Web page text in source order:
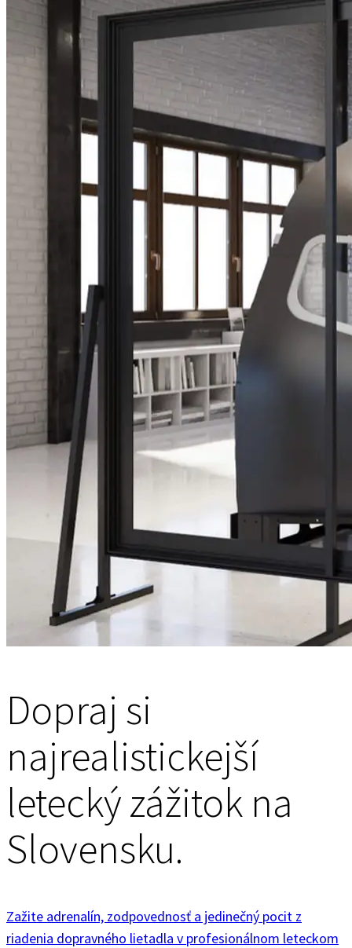
Dopraj si
najrealistickejší
letecký zážitok na
Slovensku.
Zažite adrenalín, zodpovednosť a jedinečný pocit z
riadenia dopravného lietadla v profesionálnom leteckom